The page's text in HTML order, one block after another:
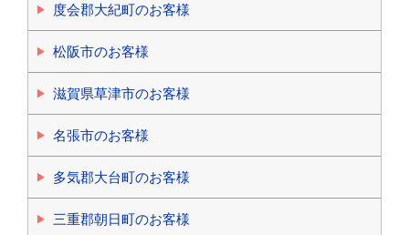
度会郡大紀町のお客様
松阪市のお客様
滋賀県草津市のお客様
名張市のお客様
多気郡大台町のお客様
三重郡朝日町のお客様